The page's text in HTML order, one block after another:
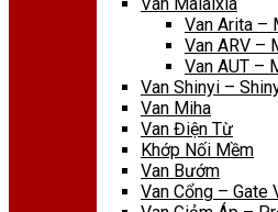
Van Arita –
Van ARV –
Van AUT –
Van Shinyi –
Van Miha
Van Điện Từ
Khớp Nối Mềm
Van Bướm
Van Cổng – Gate